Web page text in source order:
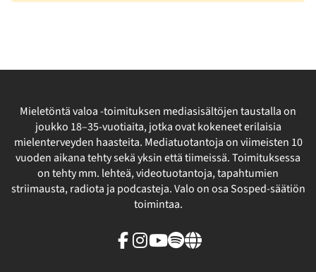
Mieletöntä valoa -toimituksen mediasisältöjen taustalla on
joukko 18–35-vuotiaita, jotka ovat kokeneet erilaisia
mielenterveyden haasteita. Mediatuotantoja on viimeisten 10
vuoden aikana tehty sekä yksin että tiimeissä. Toimituksessa
on tehty mm. lehteä, videotuotantoja, tapahtumien
striimausta, radiota ja podcasteja. Valo on osa Sosped-säätiön
toimintaa.
Facebook
Instagram
Youtube
SpotifyLinkki